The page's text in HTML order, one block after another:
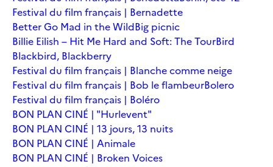
Festival du film français | Bernadette
Better Go Mad in the WildBig picnic
Billie Eilish – Hit Me Hard and Soft: The TourBird
Blackbird, Blackberry
Festival du film français | Blanche comme neige
Festival du film français | Bob le flambeurBolero
Festival du film français | Boléro
BON PLAN CINÉ | "Hurlevent"
BON PLAN CINÉ | 13 jours, 13 nuits
BON PLAN CINÉ | Animale
BON PLAN CINÉ | Broken Voices